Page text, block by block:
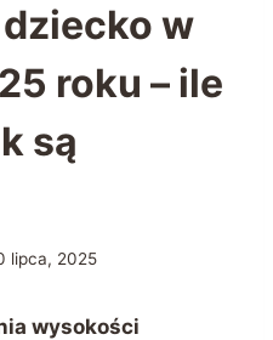
w
roku – ile
są
lipca, 2025
wysokości